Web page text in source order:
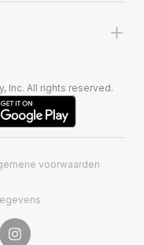
+
Inc. All rights reserved.
voorwaarden